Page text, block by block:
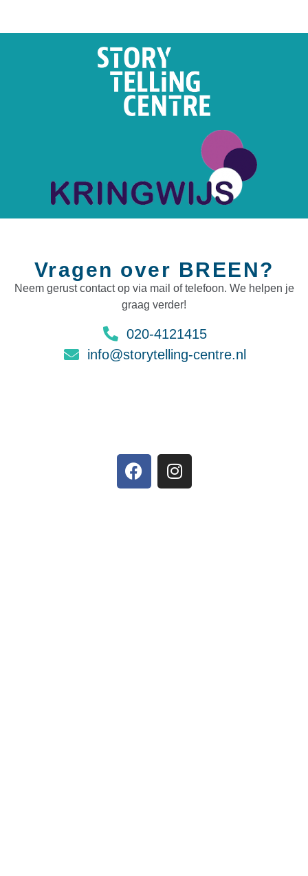
Vragen over BREEN?
Neem gerust contact op via mail of telefoon. We helpen je
graag verder!
020-4121415
info@storytelling-centre.nl